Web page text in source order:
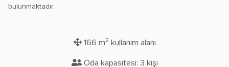
bulunmaktadır.
166 m2 kullanım alanı
Oda kapasitesi: 3 kişi